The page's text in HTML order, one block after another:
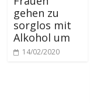
gehen zu
sorglos mit
Alkohol um
14/02/2020